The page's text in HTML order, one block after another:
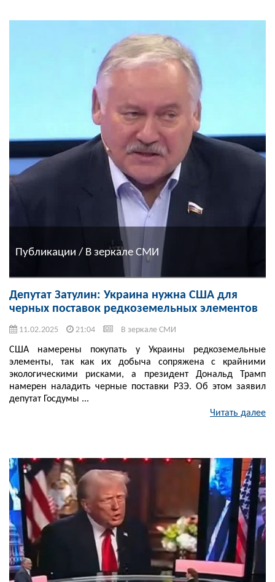
Публикации / В зеркале СМИ
Депутат Затулин: Украина нужна США для
черных поставок редкоземельных элементов
11.02.2025 21:04 В зеркале СМИ
США намерены покупать у Украины редкоземельные
элементы, так как их добыча сопряжена с крайними
экологическими рисками, а президент Дональд Трамп
намерен наладить черные поставки РЗЭ. Об этом заявил
депутат Госдумы ...
Читать далее